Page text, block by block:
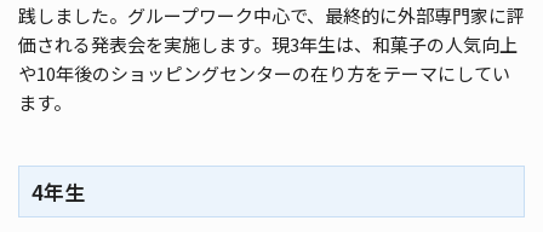
践しました。グループワーク中⼼で、最終的に外部専⾨家に評
価される発表会を実施します。現3年生は、和菓⼦の⼈気向上
や10年後のショッピングセンターの在り⽅をテーマにしてい
ます。
4年生